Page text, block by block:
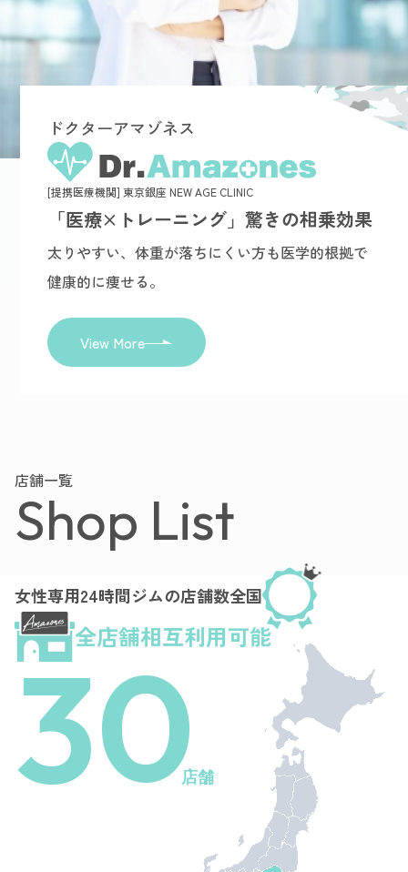
ドクターアマゾネス
[提携医療機関] 東京銀座 NEW AGE CLINIC
「医療×トレーニング」驚きの相乗効果
太りやすい、体重が落ちにくい方も医学的根拠で
健康的に痩せる。
View More
店舗一覧
Shop List
全店舗相互利用可能
女性専用24時間ジムの店舗数全国
30店舗